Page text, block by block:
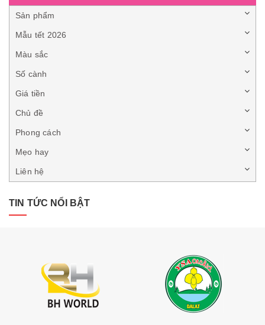
Sản phẩm
Mẫu tết 2026
Màu sắc
Số cành
Giá tiền
Chủ đề
Phong cách
Mẹo hay
Liên hệ
TIN TỨC NỔI BẬT